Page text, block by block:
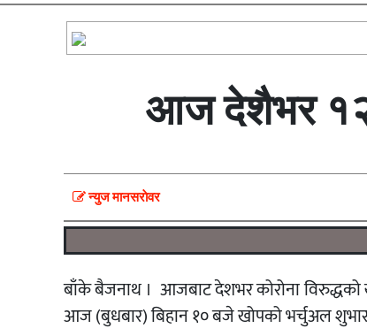
आज देशैभर १२०
न्युज मानसराेवर
बाँके बैजनाथ । आजबाट देशभर कोरोना विरुद्धको
आज (बुधबार) बिहान १० बजे खोपको भर्चुअल